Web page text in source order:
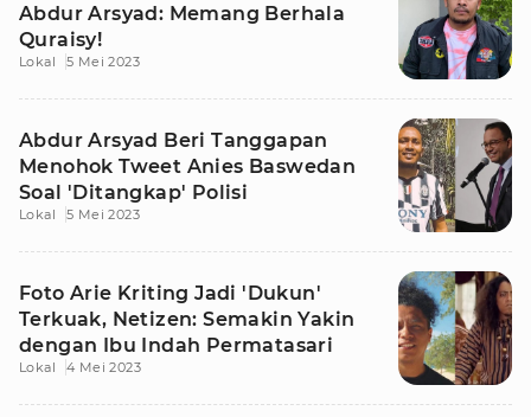
Abdur Arsyad: Memang Berhala
Quraisy!
Lokal 5 Mei 2023
Abdur Arsyad Beri Tanggapan
Menohok Tweet Anies Baswedan
Soal 'Ditangkap' Polisi
Lokal 5 Mei 2023
Foto Arie Kriting Jadi 'Dukun'
Terkuak, Netizen: Semakin Yakin
dengan Ibu Indah Permatasari
Lokal 4 Mei 2023